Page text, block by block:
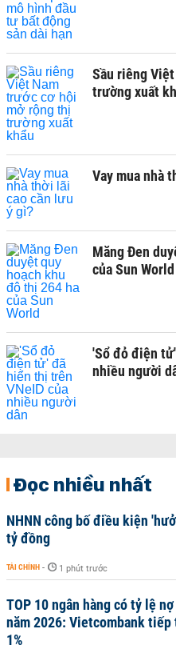
Sầu riêng
trường xuất
Vay mua nhà
Măng Đen
của Sun World
'Sổ đỏ điện
nhiều người
Đọc nhiều nhất
NHNN công bố điều kiện
tỷ đồng
TÀI CHÍNH - 1 phút trước
TOP 10 ngân hàng có tỷ lệ
năm 2026: Vietcombank tiếp
1%